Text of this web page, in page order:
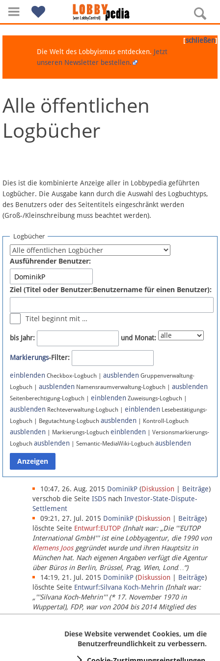
Navigation
Über Lobbypedia
Artikel nach Kategorien
FAQ
Fördermitglied werden
Fehler melden
Newsletter
Bluesky
Facebook
Instagram
Anmelden
Datenschutz
Über Lobbypedia
Impressum
[schließen]
Die Welt des Lobbyismus entdecken. Jetzt
unseren Newsletter bestellen.
Alle öffentlichen
Logbücher
Dies ist die kombinierte Anzeige aller in Lobbypedia geführten
Logbücher. Die Ausgabe kann durch die Auswahl des Logbuchtyps,
des Benutzers oder des Seitentitels eingeschränkt werden
(Groß-/Kleinschreibung muss beachtet werden).
Logbücher
Ausführender Benutzer:
Ziel (Titel oder Benutzer:Benutzername für einen Benutzer):
Titel beginnt mit …
bis Jahr: und Monat:
Markierungs-Filter:
einblenden Checkbox-Logbuch | ausblenden Gruppenverwaltung-
Logbuch | ausblenden Namensraumverwaltung-Logbuch | ausblenden
Seitenberechtigung-Logbuch | einblenden Zuweisungs-Logbuch |
ausblenden Rechteverwaltung-Logbuch | einblenden Lesebestätigungs-
Logbuch | Begutachtung-Logbuch ausblenden | Kontroll-Logbuch
ausblenden | Markierungs-Logbuch einblenden | Versionsmarkierungs-
Logbuch ausblenden | Semantic-MediaWiki-Logbuch ausblenden
10:47, 26. Aug. 2015 DominikP (Diskussion Beiträge)
verschob die Seite ISDS nach Investor-State-Dispute-
Settlement
09:21, 27. Jul. 2015 DominikP (Diskussion Beiträge)
löschte Seite Entwurf:EUTOP (Inhalt war: „Die '''EUTOP
International GmbH''' ist eine Lobbyagentur, die 1990 von
Klemens Joosgegründet wurde und ihren Hauptsitz in
München hat. Nach eigenen Angaben verfügt die Agentur
über Büros in Berlin, Brüssel, Prag, Wien, Lond…“)
14:19, 21. Jul. 2015 DominikP (Diskussion Beiträge)
löschte Seite Entwurf:Silvana Koch-Mehrin (Inhalt war:
„'''Silvana Koch-Mehrin''' (* 17. November 1970 in
Wuppertal), FDP, war von 2004 bis 2014 Mitglied des
Europäischen Parlaments, seit November 2014 ist sie für
Diese Website verwendet Cookies, um die
Benutzerfreundlichkeit zu verbessern.